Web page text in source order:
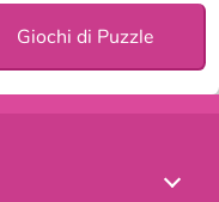
Giochi di Puzzle